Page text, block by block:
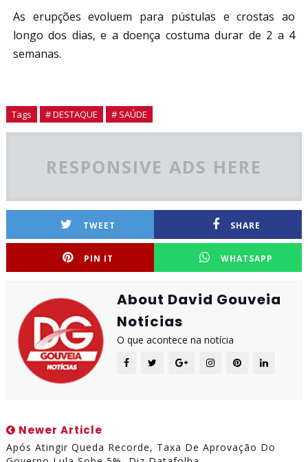
As erupções evoluem para pústulas e crostas ao
longo dos dias, e a doença costuma durar de 2 a 4
semanas.
Tags # DESTAQUE # SAÚDE
RESPONSIVE ADS HERE
TWEET SHARE
PIN IT WHATSAPP
About David Gouveia
Notícias
O que acontece na notícia
Newer Article
Após Atingir Queda Recorde, Taxa De Aprovação Do